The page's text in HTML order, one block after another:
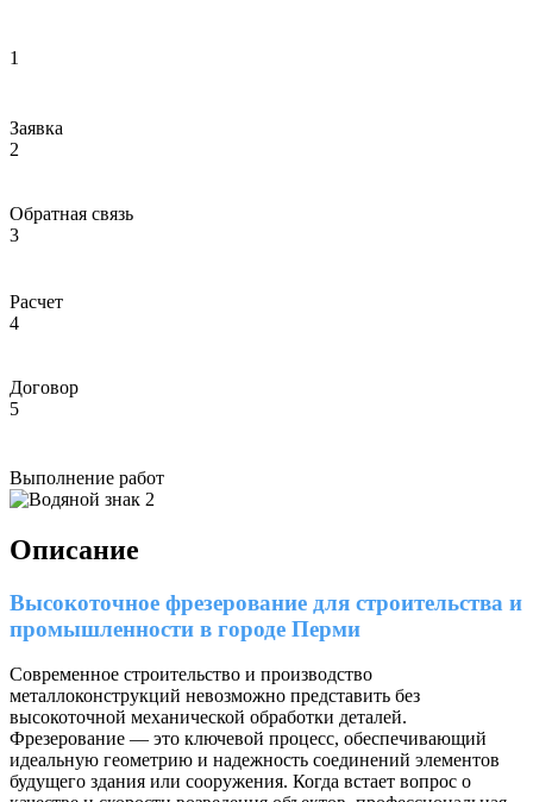
1
Заявка
2
Обратная связь
3
Расчет
4
Договор
5
Выполнение работ
Описание
Высокоточное фрезерование для строительства и
промышленности в городе Перми
Современное строительство и производство
металлоконструкций невозможно представить без
высокоточной механической обработки деталей.
Фрезерование — это ключевой процесс, обеспечивающий
идеальную геометрию и надежность соединений элементов
будущего здания или сооружения. Когда встает вопрос о